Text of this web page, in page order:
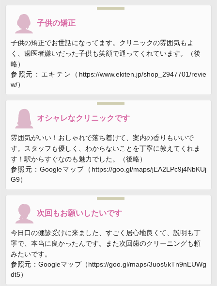
子供の矯正
子供の矯正でお世話になってます。クリニックの雰囲気もよ
く、歯医者嫌いだった子供も笑顔で通ってくれています。（後
略）
参照元：エキテン（https://www.ekiten.jp/shop_2947701/revie
w/）
オシャレなクリニックです
雰囲気がいい！おしゃれで落ち着けて、案内の香りもいいで
す。スタッフも優しく、わからないことを丁寧に教えてくれま
す！駅からすぐなのも魅力でした。（後略）
参照元：Googleマップ（https://goo.gl/maps/jEA2LPc9j4NbKUj
G9）
次回もお願いしたいです
今日口の健診受けに来ました、すごく居心地良くて、説明も丁
寧で、本当に良かったんです。また次回歯のクリーニングも頼
みたいです。
参照元：Googleマップ（https://goo.gl/maps/3uos5kTn9nEUWg
dt5）